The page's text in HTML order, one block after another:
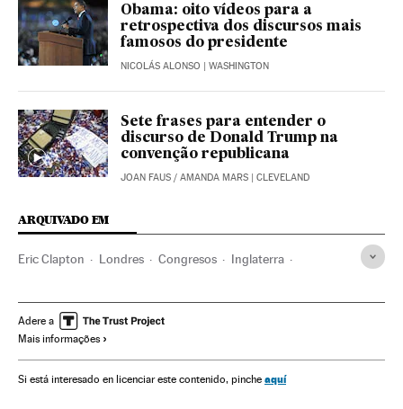
Obama: oito vídeos para a
retrospectiva dos discursos mais
famosos do presidente
NICOLÁS ALONSO | WASHINGTON
Sete frases para entender o
discurso de Donald Trump na
convenção republicana
JOAN FAUS / AMANDA MARS | CLEVELAND
ARQUIVADO EM
Eric Clapton Londres Congresos Inglaterra
Cultura Sociedade
Adere a
Mais informações
Si está interesado en licenciar este contenido, pinche aquí